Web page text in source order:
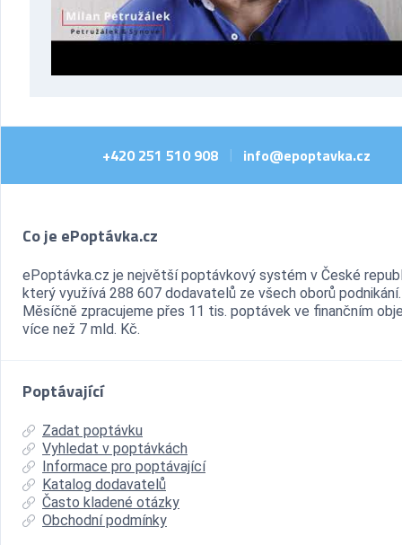
+420 251 510 908 info@epoptavka.cz
Co je ePoptávka.cz
ePoptávka.cz je největší poptávkový systém v České
který využívá 288 607 dodavatelů ze všech oborů podnikání.
Měsíčně zpracujeme přes 11 tis. poptávek ve finančním
více než 7 mld. Kč.
Poptávající
Zadat poptávku
Vyhledat v poptávkách
Informace pro poptávající
Katalog dodavatelů
Často kladené otázky
Obchodní podmínky